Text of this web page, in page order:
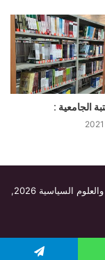
الجامعية :
السياسية
2026,